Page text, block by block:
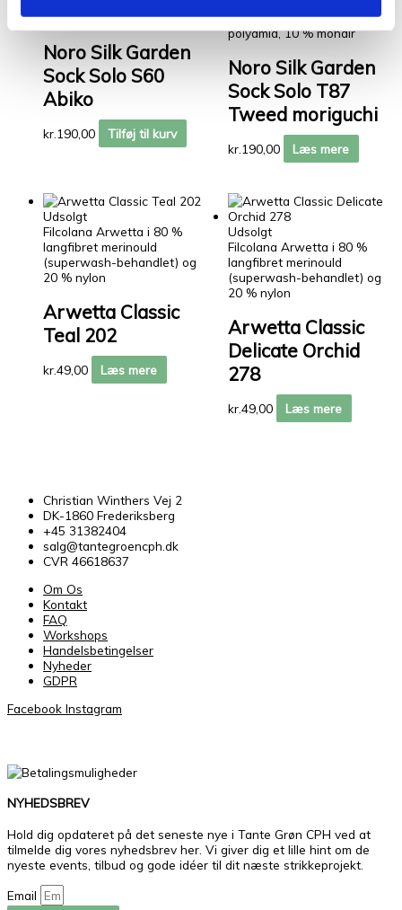
polyamid, 10 % mohair
Noro Silk Garden
Sock Solo S60
Abiko
kr. 190,00 Tilføj til kurv
40 % uld, 25 % silke, 25 %
polyamid, 10 % mohair
Noro Silk Garden
Sock Solo T87
Tweed moriguchi
kr. 190,00 Læs mere
Udsolgt
Filcolana Arwetta i 80 %
langfibret merinould
(superwash-behandlet) og
20 % nylon
Arwetta Classic
Teal 202
kr.49,00 Læs mere
Udsolgt
Filcolana Arwetta i 80 %
langfibret merinould
(superwash-behandlet) og
20 % nylon
Arwetta Classic
Delicate Orchid
278
kr.49,00 Læs mere
Christian Winthers Vej 2
DK-1860 Frederiksberg
+45 31382404
salg@tantegroencph.dk
CVR 46618637
Om Os
Kontakt
FAQ
Workshops
Handelsbetingelser
Nyheder
GDPR
Facebook Instagram
NYHEDSBREV
Hold dig opdateret på det seneste nye i Tante Grøn CPH ved at
tilmelde dig vores nyhedsbrev her. Vi giver dig et lille hint om de
nyeste events, tilbud og gode idéer til dit næste strikkeprojekt.
Email